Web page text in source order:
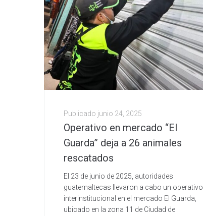
Publicado junio 24, 2025
Operativo en mercado “El
Guarda” deja a 26 animales
rescatados
El 23 de junio de 2025, autoridades
guatemaltecas llevaron a cabo un operativo
interinstitucional en el mercado El Guarda,
ubicado en la zona 11 de Ciudad de